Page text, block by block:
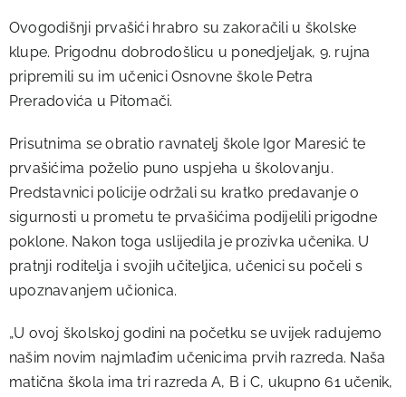
Ovogodišnji prvašići hrabro su zakoračili u školske
klupe. Prigodnu dobrodošlicu u ponedjeljak, 9. rujna
pripremili su im učenici Osnovne škole Petra
Preradovića u Pitomači.
Prisutnima se obratio ravnatelj škole Igor Maresić te
prvašićima poželio puno uspjeha u školovanju.
Predstavnici policije održali su kratko predavanje o
sigurnosti u prometu te prvašićima podijelili prigodne
poklone. Nakon toga uslijedila je prozivka učenika. U
pratnji roditelja i svojih učiteljica, učenici su počeli s
upoznavanjem učionica.
„U ovoj školskoj godini na početku se uvijek radujemo
našim novim najmlađim učenicima prvih razreda. Naša
matična škola ima tri razreda A, B i C, ukupno 61 učenik,